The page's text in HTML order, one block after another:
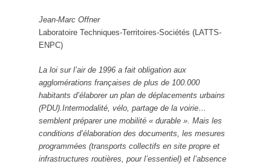
Jean-Marc Offner
Laboratoire Techniques-Territoires-Sociétés (LATTS-
ENPC)
La loi sur l’air de 1996 a fait obligation aux
agglomérations françaises de plus de 100.000
habitants d’élaborer un plan de déplacements urbains
(PDU).Intermodalité, vélo, partage de la voirie…
semblent préparer une mobilité « durable ». Mais les
conditions d’élaboration des documents, les mesures
programmées (transports collectifs en site propre et
infrastructures routières, pour l’essentiel) et l’absence